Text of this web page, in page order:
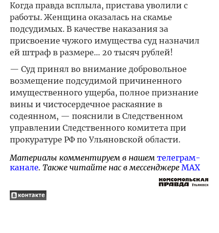
Когда правда всплыла, пристава уволили с
работы. Женщина оказалась на скамье
подсудимых. В качестве наказания за
присвоение чужого имущества суд назначил
ей штраф в размере… 20 тысяч рублей!
— Суд принял во внимание добровольное
возмещение подсудимой причиненного
имущественного ущерба, полное признание
вины и чистосердечное раскаяние в
содеянном, — пояснили в Следственном
управлении Следственного комитета при
прокуратуре РФ по Ульяновской области.
Материалы комментируем в нашем телеграм-
канале. Также читайте нас в мессенджере MAX